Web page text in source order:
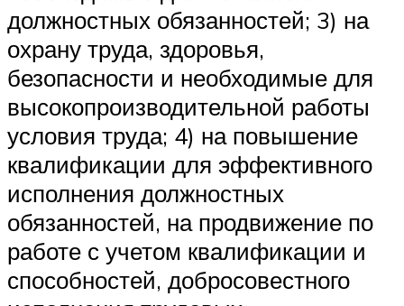
должностных обязанностей; 3) на
охрану труда, здоровья,
безопасности и необходимые для
высокопроизводительной работы
условия труда; 4) на повышение
квалификации для эффективного
исполнения должностных
обязанностей, на продвижение по
работе с учетом квалификации и
способностей, добросовестного